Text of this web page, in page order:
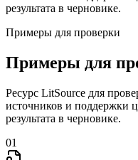
результата в черновике.
Примеры для проверки
Примеры для
Ресурс LitSource для
источников и поддержки
результата в черновике.
01